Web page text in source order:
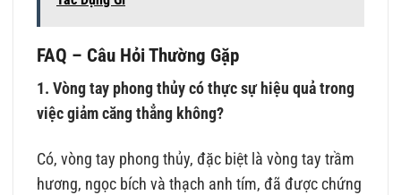
FAQ – Câu Hỏi Thường Gặp
1. Vòng tay phong thủy có thực sự hiệu quả trong
việc giảm căng thẳng không?
Có, vòng tay phong thủy, đặc biệt là vòng tay trầm
hương, ngọc bích và thạch anh tím, đã được chứng